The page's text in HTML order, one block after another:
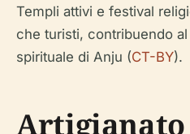
Templi attivi e festival
che turisti, contribuendo
spirituale di Anju (CT-BY).
Artigianato